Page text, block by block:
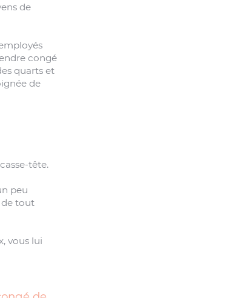
de
congé
quarts et
de
tête.
peu
de tout
vous lui